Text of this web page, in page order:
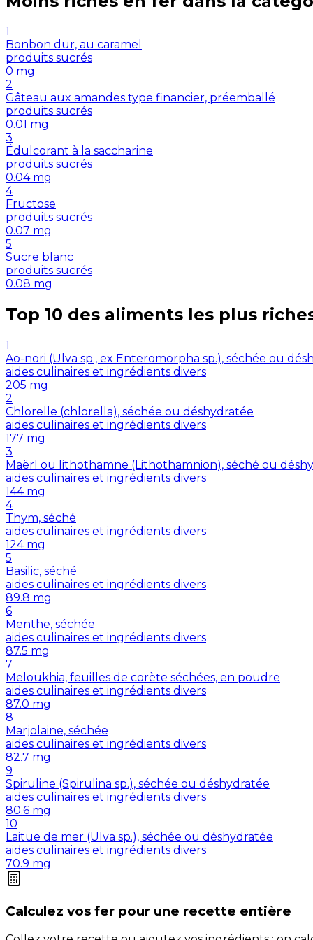
1
Bonbon dur, au caramel
produits sucrés
0 mg
2
Gâteau aux amandes type financier, préemballé
produits sucrés
0.01 mg
3
Édulcorant à la saccharine
produits sucrés
0.04 mg
4
Fructose
produits sucrés
0.07 mg
5
Sucre blanc
produits sucrés
0.08 mg
Top 10 des aliments les plus
1
Ao-nori (Ulva sp., ex Enteromorpha sp.), séchée ou
aides culinaires et ingrédients divers
205 mg
2
Chlorelle (chlorella), séchée ou déshydratée
aides culinaires et ingrédients divers
177 mg
3
Maërl ou lithothamne (Lithothamnion), séché ou
aides culinaires et ingrédients divers
144 mg
4
Thym, séché
aides culinaires et ingrédients divers
124 mg
5
Basilic, séché
aides culinaires et ingrédients divers
89.8 mg
6
Menthe, séchée
aides culinaires et ingrédients divers
87.5 mg
7
Meloukhia, feuilles de corète séchées, en poudre
aides culinaires et ingrédients divers
87.0 mg
8
Marjolaine, séchée
aides culinaires et ingrédients divers
82.7 mg
9
Spiruline (Spirulina sp.), séchée ou déshydratée
aides culinaires et ingrédients divers
80.6 mg
10
Laitue de mer (Ulva sp.), séchée ou déshydratée
aides culinaires et ingrédients divers
70.9 mg
Calculez vos fer pour une recette entière